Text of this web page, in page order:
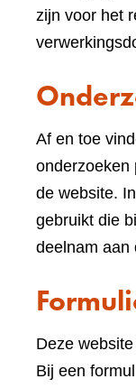
zijn voor het
Af en toe
onderzoeken
de website.
gebruikt die
deelnam aan
Deze
Bij een